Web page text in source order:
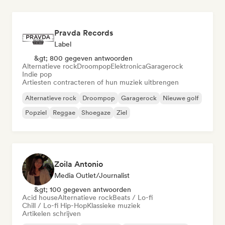
Pravda Records
Label
&gt; 800 gegeven antwoorden
Alternatieve rockDroompopElektronicaGaragerock
Indie pop
Artiesten contracteren of hun muziek uitbrengen
Alternatieve rock Droompop Garagerock
Nieuwe golf
Popziel
Reggae Shoegaze Ziel
Zoila Antonio
Media Outlet/Journalist
&gt; 100 gegeven antwoorden
Acid houseAlternatieve rockBeats / Lo-fi
Chill / Lo-fi Hip-HopKlassieke muziek
Artikelen schrijven